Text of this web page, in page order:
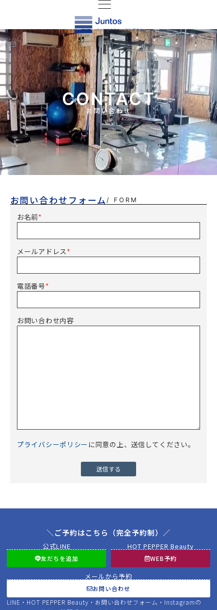
CONTACT
お問い合わせ
お問い合わせフォーム / FORM
お名前*
メールアドレス*
電話番号*
お問い合わせ内容
プライバシーポリシー に同意の上、送信してください。
＼ご予約はこちら（完全予約制）／
公式LINE
友だちを追加
HOT PEPPER Beauty
WEB予約
メールから予約
お問い合わせ
LINE・HOT PEPPER Beauty・お問い合わせフォーム・Instagramの